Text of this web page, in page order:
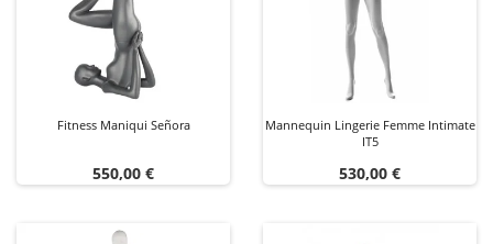
Fitness Maniqui Señora
Precio
550,00 €
Mannequin Lingerie Femme Intimate
IT5
Precio
530,00 €